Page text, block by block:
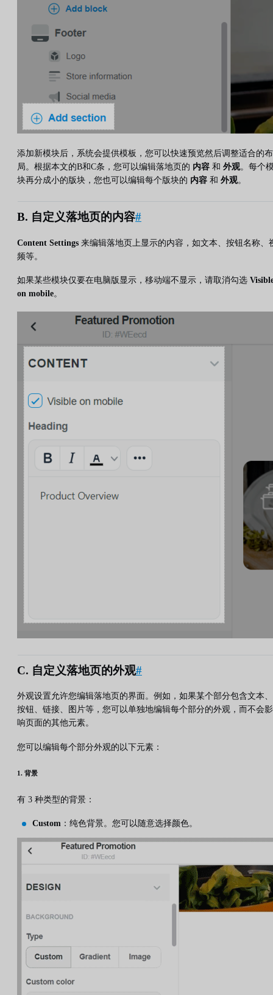
添加新模块后，系统会提供模板，您可以快速预览然后调整适合的布
局。根据本文的B和C条，您可以编辑落地页的 内容 和 外观。每个
块再分成小的版块，您也可以编辑每个版块的 内容 和 外观。
B. 自定义落地页的内容#
Content Settings 来编辑落地页上显示的内容，如文本、按钮名称、
频等。
如果某些模块仅要在电脑版显示，移动端不显示，请取消勾选
on mobile。
C. 自定义落地页的外观#
外观设置允许您编辑落地页的界面。例如，如果某个部分包含文本、
按钮、链接、图片等，您可以单独地编辑每个部分的外观，而不会影
响页面的其他元素。
您可以编辑每个部分外观的以下元素：
1. 背景
有 3 种类型的背景：
Custom ：纯色背景。您可以随意选择颜色。